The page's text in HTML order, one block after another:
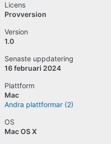
Licens
Provversion
Version
1.0
Senaste uppdatering
16 februari 2024
Plattform
Mac
Andra plattformar (2)
OS
Mac OS X